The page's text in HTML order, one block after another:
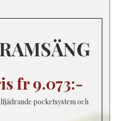
fr 9.073:-
pocketsystem och